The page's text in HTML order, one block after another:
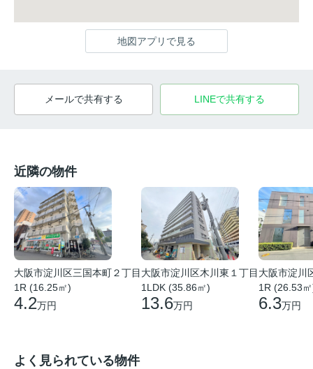
地図アプリで見る
メールで共有する LINEで共有する
近隣の物件
大阪市淀川区三国本町２丁目
1R (16.25㎡)
4.2万円
大阪市淀川区木川東１丁目
1LDK (35.86㎡)
13.6万円
大阪市淀川
1R (26.53
6.3万円
よく見られている物件